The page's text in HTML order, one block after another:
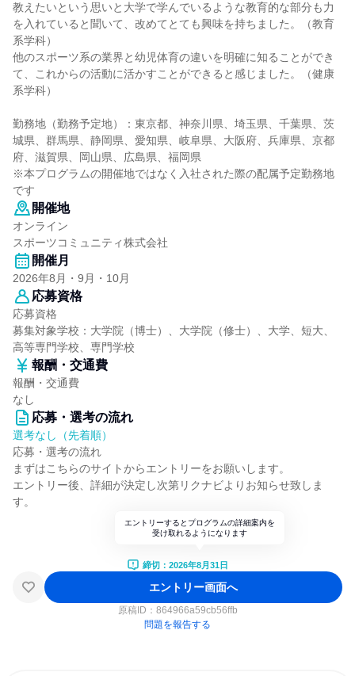
教えたいという思いと大学で学んでいるような教育的な部分も力
を入れていると聞いて、改めてとても興味を持ちました。（教育
系学科）
他のスポーツ系の業界と幼児体育の違いを明確に知ることができ
て、これからの活動に活かすことができると感じました。（健康
系学科）
勤務地（勤務予定地）：東京都、神奈川県、埼玉県、千葉県、茨
城県、群馬県、静岡県、愛知県、岐阜県、大阪府、兵庫県、京都
府、滋賀県、岡山県、広島県、福岡県
※本プログラムの開催地ではなく入社された際の配属予定勤務地
です
開催地
オンライン
スポーツコミュニティ株式会社
開催月
2026年8月・9月・10月
応募資格
応募資格
募集対象学校：大学院（博士）、大学院（修士）、大学、短大、
高等専門学校、専門学校
報酬・交通費
報酬・交通費
なし
応募・選考の流れ
選考なし（先着順）
応募・選考の流れ
まずはこちらのサイトからエントリーをお願いします。
エントリー後、詳細が決定し次第リクナビよりお知らせ致しま
す。
エントリーするとプログラムの詳細案内を
受け取れるようになります
締切：2026年8月31日
エントリー画面へ
原稿ID： 864966a59cb56ffb
問題を報告する